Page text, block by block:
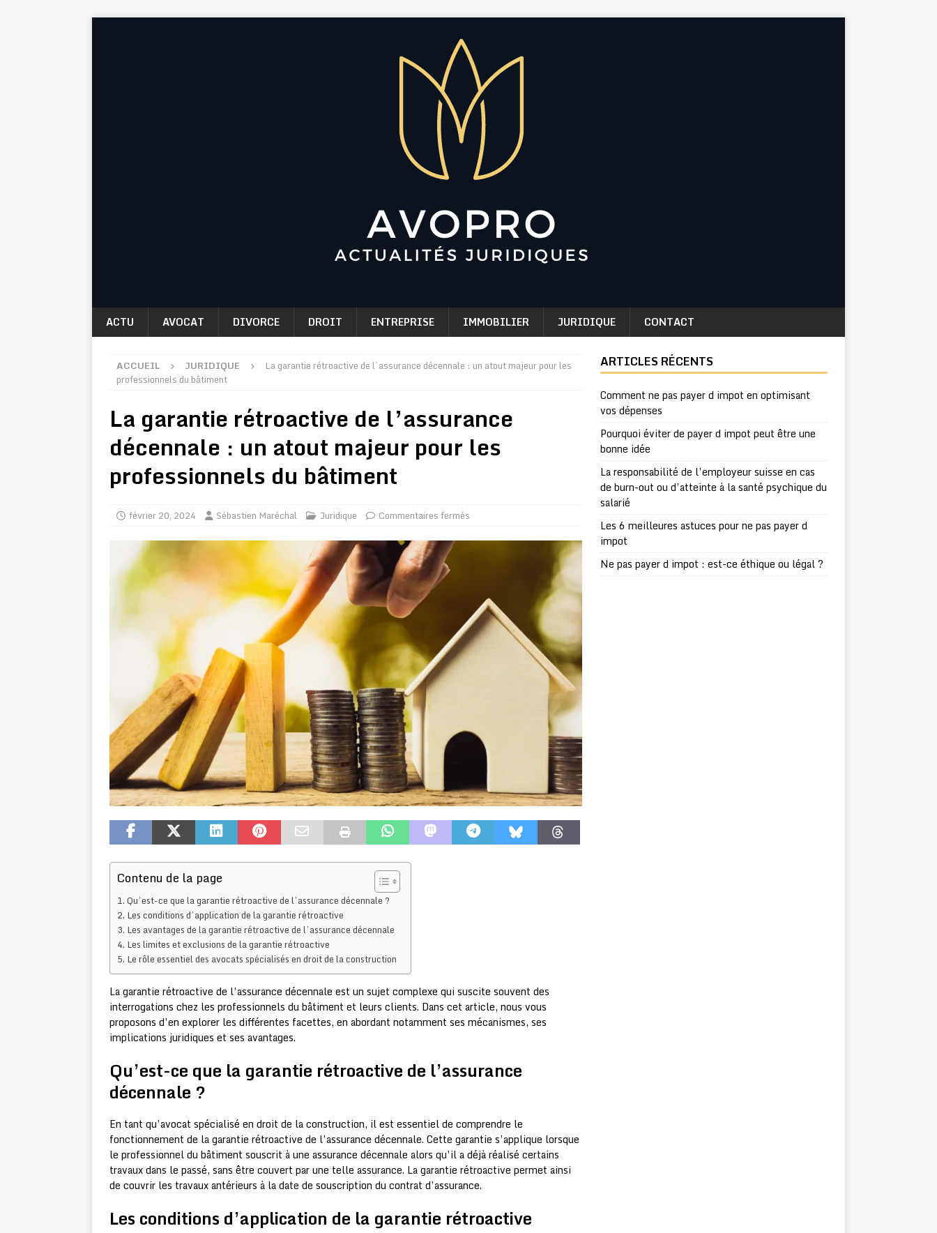
ACTU AVOCAT DIVORCE DROIT ENTREPRISE IMMOBILIER JURIDIQUE CONTACT
ACCUEIL JURIDIQUE
La garantie rétroactive de l’assurance décennale : un atout majeur pour les
professionnels du bâtiment
La garantie rétroactive de l’assurance
décennale : un atout majeur pour les
professionnels du bâtiment
février 20, 2024 Sébastien Maréchal Juridique Commentaires fermés
Contenu de la page
Qu’est-ce que la garantie rétroactive de l’assurance décennale ?
Les conditions d’application de la garantie rétroactive
Les avantages de la garantie rétroactive de l’assurance décennale
Les limites et exclusions de la garantie rétroactive
Le rôle essentiel des avocats spécialisés en droit de la construction
La garantie rétroactive de l’assurance décennale est un sujet complexe qui suscite souvent des
interrogations chez les professionnels du bâtiment et leurs clients. Dans cet article, nous vous
proposons d’en explorer les différentes facettes, en abordant notamment ses mécanismes, ses
implications juridiques et ses avantages.
Qu’est-ce que la garantie rétroactive de l’assurance
décennale ?
En tant qu’avocat spécialisé en droit de la construction, il est essentiel de comprendre le
fonctionnement de la garantie rétroactive de l’assurance décennale. Cette garantie s’applique lorsque
le professionnel du bâtiment souscrit à une assurance décennale alors qu’il a déjà réalisé certains
travaux dans le passé, sans être couvert par une telle assurance. La garantie rétroactive permet ainsi
de couvrir les travaux antérieurs à la date de souscription du contrat d’assurance.
Les conditions d’application de la garantie rétroactive
ARTICLES RÉCENTS
Comment ne pas payer d impot en optimisant
vos dépenses
Pourquoi éviter de payer d impot peut être une
bonne idée
La responsabilité de l’employeur suisse en cas
de burn-out ou d’atteinte à la santé psychique du
salarié
Les 6 meilleures astuces pour ne pas payer d
impot
Ne pas payer d impot : est-ce éthique ou légal ?